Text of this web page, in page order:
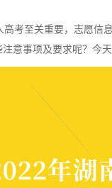
考至关重要，志愿信
意事项及要求呢？今